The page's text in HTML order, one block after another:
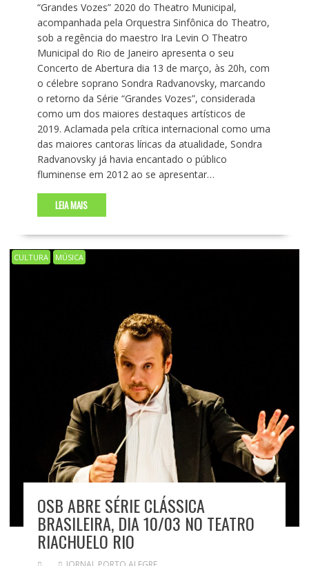
“Grandes Vozes” 2020 do Theatro Municipal,
acompanhada pela Orquestra Sinfônica do Theatro,
sob a regência do maestro Ira Levin O Theatro
Municipal do Rio de Janeiro apresenta o seu
Concerto de Abertura dia 13 de março, às 20h, com
o célebre soprano Sondra Radvanovsky, marcando
o retorno da Série “Grandes Vozes”, considerada
como um dos maiores destaques artísticos de
2019. Aclamada pela crítica internacional como uma
das maiores cantoras líricas da atualidade, Sondra
Radvanovsky já havia encantado o público
fluminense em 2012 ao se apresentar…
LEIA MAIS
CULTURA MÚSICA
OSB ABRE SÉRIE CLÁSSICA
BRASILEIRA, DIA 10/03 NO TEATRO
RIACHUELO RIO